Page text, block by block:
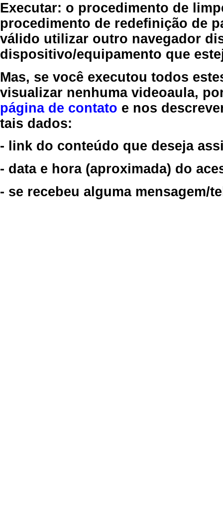
Executar: o procedimento de
procedimento de redefinição de
válido utilizar outro navegador
dispositivo/equipamento que
Mas, se você executou todos
visualizar nenhuma videoaula,
página de contato e nos
tais dados:
- link do conteúdo que deseja
- data e hora (aproximada) do
- se recebeu alguma mensagem/